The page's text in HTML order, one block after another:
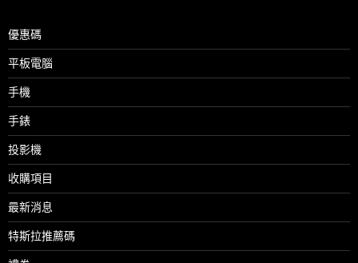
優惠碼
平板電腦
手機
手錶
投影機
收購項目
最新消息
特斯拉推薦碼